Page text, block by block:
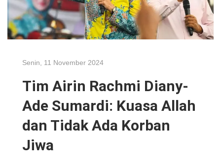
Senin, 11 November 2024
Tim Airin Rachmi Diany-
Ade Sumardi: Kuasa Allah
dan Tidak Ada Korban
Jiwa